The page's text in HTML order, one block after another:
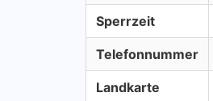
Sperrzeit
Telefonnummer
Landkarte